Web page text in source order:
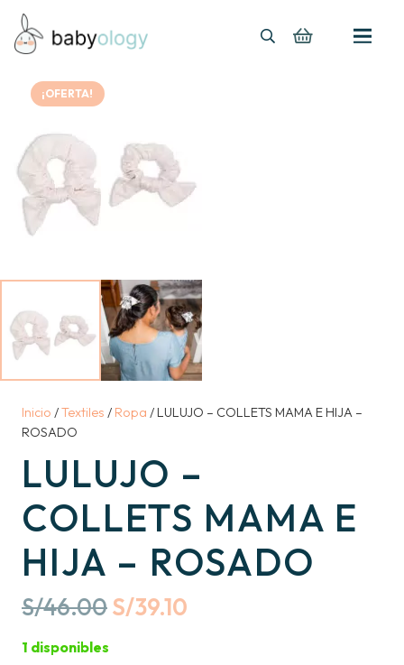
¡OFERTA!
Inicio /Textiles / Ropa / LULUJO – COLLETS MAMA E HIJA –
ROSADO
LULUJO –
COLLETS MAMA E
HIJA – ROSADO
S/46.00Original
S/39.10
1 disponibles